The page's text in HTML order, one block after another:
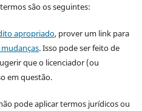
são os seguintes:
apropriado, prover um link para
. Isso pode ser feito de
que o licenciador (ou
em questão.
pode aplicar termos jurídicos ou